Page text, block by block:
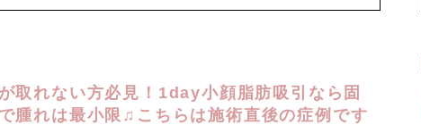
取れない方必見！1day小顔脂肪吸引なら固
腫れは最小限♫こちらは施術直後の症例です